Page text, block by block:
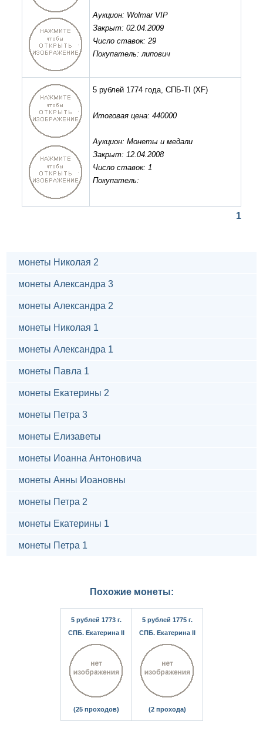
Аукцион: Wolmar VIP
Закрыт: 02.04.2009
Число ставок: 29
Покупатель: липович
5 рублей 1774 года, СПБ-TI (XF)
Итоговая цена: 440000
Аукцион: Монеты и медали
Закрыт: 12.04.2008
Число ставок: 1
Покупатель:
1
монеты Николая 2
монеты Александра 3
монеты Александра 2
монеты Николая 1
монеты Александра 1
монеты Павла 1
монеты Екатерины 2
монеты Петра 3
монеты Елизаветы
монеты Иоанна Антоновича
монеты Анны Иоановны
монеты Петра 2
монеты Екатерины 1
монеты Петра 1
Похожие монеты:
5 рублей 1773 г.
СПБ. Екатерина II
(25 проходов)
5 рублей 1775 г.
СПБ. Екатерина II
(2 прохода)